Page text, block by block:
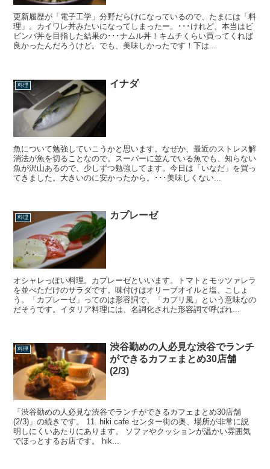
更新履歴が「電子工学」分野だらけになっているので、たまには「料
理」。カイワレ丼みたいになってしまったー。･･･けれど、本当はビ
ビンバ丼を目指した結果の･･･ナムル丼！キムチくらい買ってくれば
良かったんだろうけど。でも、美味しかったです！下は...
料理 イナダ
魚について勉強していこうかと思います。なぜか、最近のストレス解
消法が魚を切ることなので。スーパーに並んでいる魚でも、知らない
魚が沢山あるので、少しずつ勉強してます。今日は「いなだ」を買っ
てきました。大きいのに安かったから。･･･美味しくない...
料理 カプレーゼ
オシャレっぽい料理。カプレーゼといいます。トマトとモッツァレラ
を並べただけのサラダです。味付けはオリーブオイルと塩、こしょ
う。「カプレーゼ」ってのは形容詞で、「カプリ風」という意味なの
だそうです。イタリア料理には、名詞化された形容詞で呼ばれ...
料理
渋谷勤めの人必見な渋谷でランチ
ができるカフェまとめ30店舗
(2/3)
「渋谷勤めの人必見な渋谷でランチができるカフェまとめ30店舗
(2/3)」の続きです。 11. hiki cafe センター街の奥、場所が非常に説
明しにくいあたりにあります。 ソファやクッションが温かい雰囲気
でほっとするお店です。 hik...